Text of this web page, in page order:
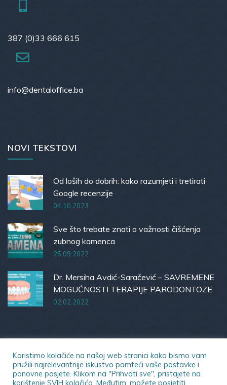
387 (0)33 666 615
info@dentaloffice.ba
NOVI TEKSTOVI
Od loših do dobrih: kako razumjeti i tretirati
Google recenzije
04.10.2023
Sve što trebate znati o važnosti čišćenja
zubnog kamenca
25.09.2022
Dr. Mersiha Avdić-Saračević – SAVREMENE
MOGUĆNOSTI TERAPIJE PARODONTOZE
02.02.2022
© 2023 Dental Office | Sva prava zadržana.
Koristimo kolačiće na našoj web stranici kako bismo vam
pružili najrelevantnije iskustvo pamteći vaše postavke i
ponovne posjete. Klikom na "Prihvati sve", pristajete na
korištenje SVIH kolačića. Međutim, možete posjetiti